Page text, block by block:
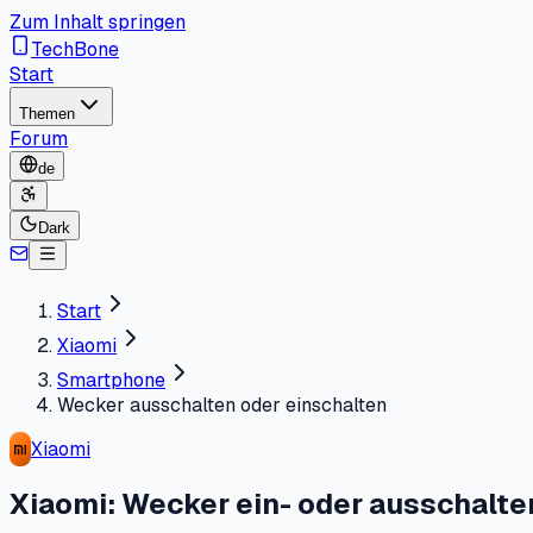
Zum Inhalt springen
TechBone
Start
Themen
Forum
de
Dark
Start
Xiaomi
Smartphone
Wecker ausschalten oder einschalten
Xiaomi
Xiaomi: Wecker ein- oder